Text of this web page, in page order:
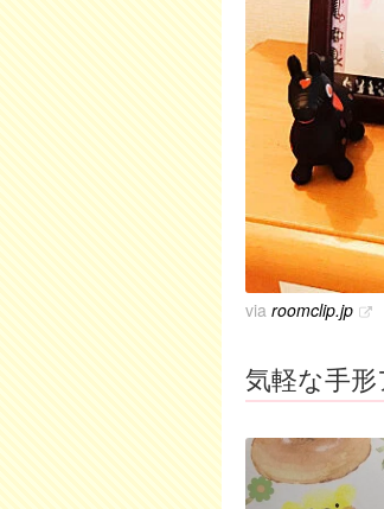
via roomclip.jp
気軽な手形